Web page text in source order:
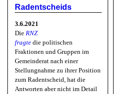
Radentscheids
3.6.2021
Die RNZ
fragte die politischen
Fraktionen und Gruppen im
Gemeinderat nach einer
Stellungnahme zu ihrer Position
zum Radentscheid, hat die
Antworten aber nicht im Detail